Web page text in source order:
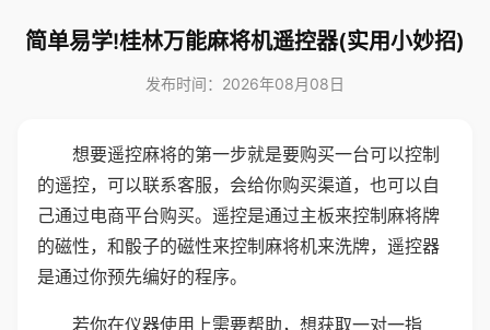
简单易学!桂林万能麻将机遥控器(实用小妙招)
发布时间：2026年08月08日
想要遥控麻将的第一步就是要购买一台可以控制
的遥控，可以联系客服，会给你购买渠道，也可以自
己通过电商平台购买。遥控是通过主板来控制麻将牌
的磁性，和骰子的磁性来控制麻将机来洗牌，遥控器
是通过你预先编好的程序。
若你在仪器使用上需要帮助，想获取一对一指